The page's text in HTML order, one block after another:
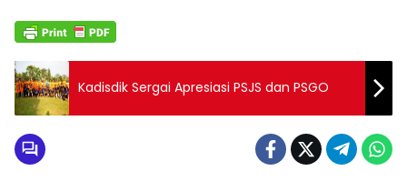
Kadisdik Sergai Apresiasi PSJS dan PSGO